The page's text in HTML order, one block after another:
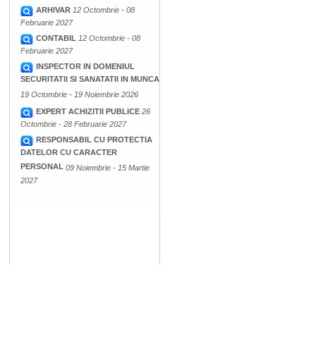
ARHIVAR 12 Octombrie - 08
Februarie 2027
CONTABIL 12 Octombrie - 08
Februarie 2027
INSPECTOR IN DOMENIUL
SECURITATII SI SANATATII IN MUNCA
19 Octombrie - 19 Noiembrie 2026
EXPERT ACHIZITII PUBLICE 26
Octombrie - 28 Februarie 2027
RESPONSABIL CU PROTECTIA
DATELOR CU CARACTER
PERSONAL 09 Noiembrie - 15 Martie
2027